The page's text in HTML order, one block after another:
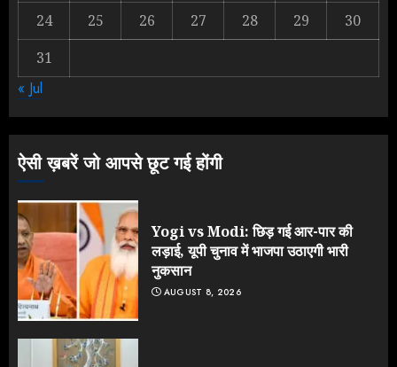
3
Rahul Gandhi के तीखे वार से बार-बार
24
25 26 27 28 29
30
31
« Jul
ऐसी ख़बरें जो आपसे छूट गई होंगी
Yogi vs Modi: छिड़ गई आर-पार की
लड़ाई, यूपी चुनाव में भाजपा उठाएगी भारी
नुकसान
AUGUST 8, 2026